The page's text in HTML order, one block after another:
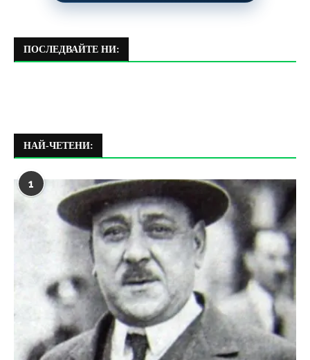
ПОСЛЕДВАЙТЕ НИ:
НАЙ-ЧЕТЕНИ:
1